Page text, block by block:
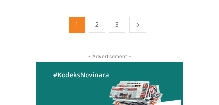
1 2 3
- Advertisement -